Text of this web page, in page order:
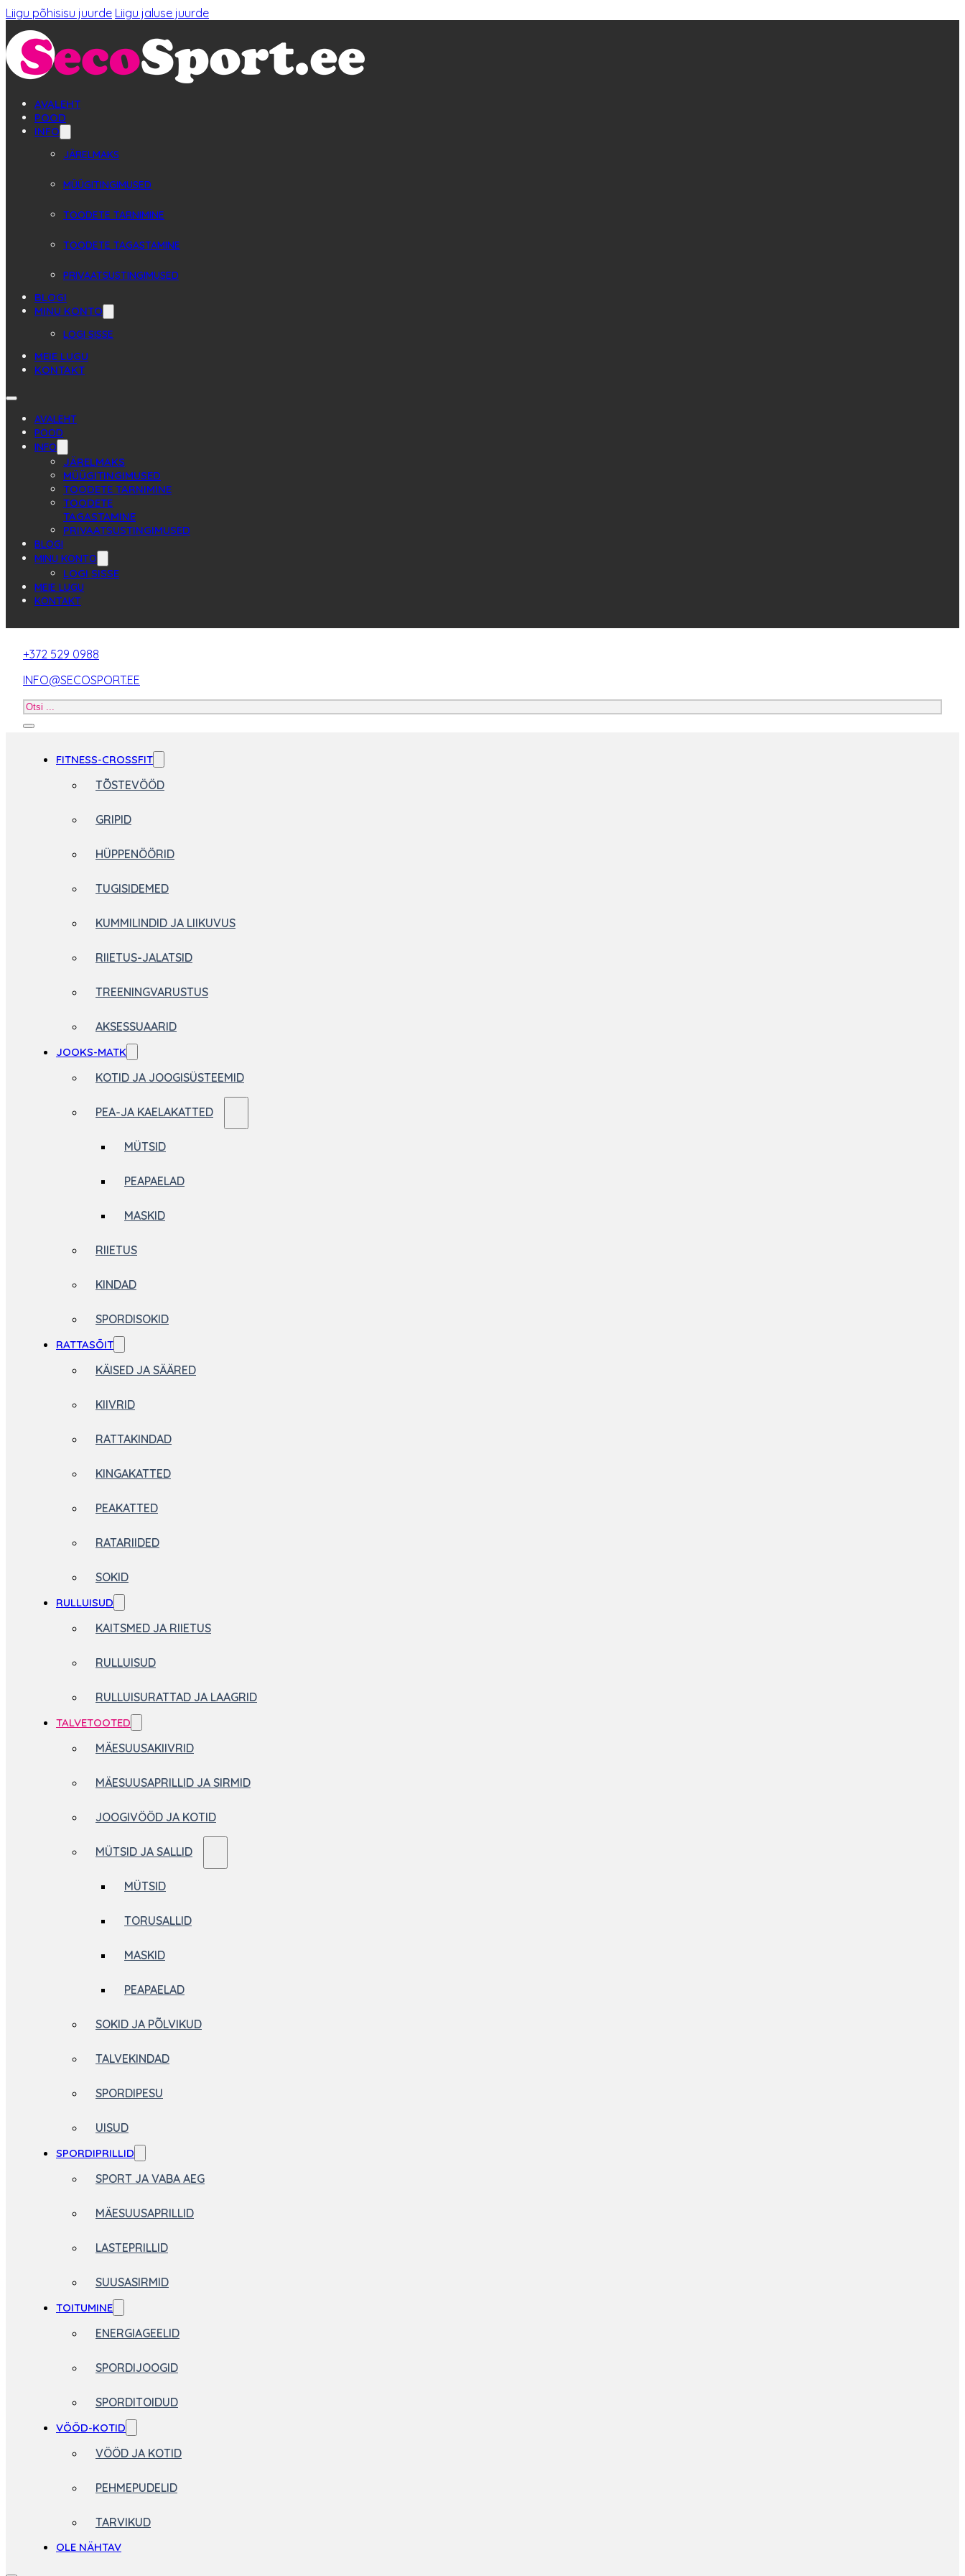
Liigu põhisisu juurde Liigu jaluse juurde
AVALEHT
POOD
INFO
JÄRELMAKS
MÜÜGITINGIMUSED
TOODETE TARNIMINE
TOODETE TAGASTAMINE
PRIVAATSUSTINGIMUSED
BLOGI
MINU KONTO
LOGI SISSE
MEIE LUGU
KONTAKT
AVALEHT
POOD
INFO
JÄRELMAKS
MÜÜGITINGIMUSED
TOODETE TARNIMINE
TOODETE
TAGASTAMINE
PRIVAATSUSTINGIMUSED
BLOGI
MINU KONTO
LOGI SISSE
MEIE LUGU
KONTAKT
+372 529 0988
INFO@SECOSPORT.EE
Otsi
FITNESS-CROSSFIT
TÕSTEVÖÖD
GRIPID
HÜPPENÖÖRID
TUGISIDEMED
KUMMILINDID JA LIIKUVUS
RIIETUS-JALATSID
TREENINGVARUSTUS
AKSESSUAARID
JOOKS-MATK
KOTID JA JOOGISÜSTEEMID
PEA-JA KAELAKATTED
MÜTSID
PEAPAELAD
MASKID
RIIETUS
KINDAD
SPORDISOKID
RATTASÕIT
KÄISED JA SÄÄRED
KIIVRID
RATTAKINDAD
KINGAKATTED
PEAKATTED
RATARIIDED
SOKID
RULLUISUD
KAITSMED JA RIIETUS
RULLUISUD
RULLUISURATTAD JA LAAGRID
TALVETOOTED
MÄESUUSAKIIVRID
MÄESUUSAPRILLID JA SIRMID
JOOGIVÖÖD JA KOTID
MÜTSID JA SALLID
MÜTSID
TORUSALLID
MASKID
PEAPAELAD
SOKID JA PÕLVIKUD
TALVEKINDAD
SPORDIPESU
UISUD
SPORDIPRILLID
SPORT JA VABA AEG
MÄESUUSAPRILLID
LASTEPRILLID
SUUSASIRMID
TOITUMINE
ENERGIAGEELID
SPORDIJOOGID
SPORDITOIDUD
VÖÖD-KOTID
VÖÖD JA KOTID
PEHMEPUDELID
TARVIKUD
OLE NÄHTAV